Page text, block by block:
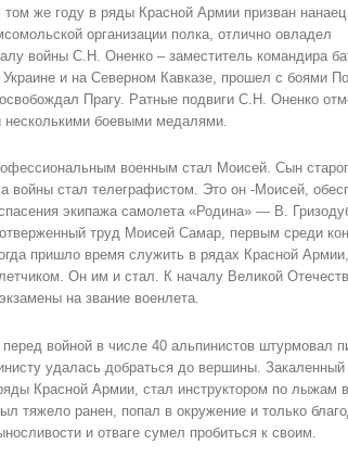
том же году в ряды Красной Армии призван
организации полка, отлично овладел
войны С.Н. Оненко – заместитель командира
и на Северном Кавказе, прошел с боями
Прагу. Ратные подвиги С.Н. Оненко
несколькими боевыми медалями.
военным стал Моисей. Сын
войны стал телеграфистом. Это он -Моисей,
экипажа самолета «Родина» — В.
труд Моисей Самар, первым среди
пришло время служить в рядах Красной
Он им и стал. К началу Великой
на звание военлета.
войной в числе 40 альпинистов штурмовал
удалась добраться до вершины. Закаленный
Красной Армии, стал инструктором по лыжам
тяжело ранен, попал в окружение и только
и отваге сумел пробиться к своим.